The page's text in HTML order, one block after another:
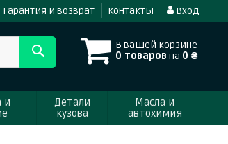
Гарантия и возврат Контакты Вход
В вашей корзине
0 товаров на 0 ₴
и
Детали
кузова
Масла и
автохимия